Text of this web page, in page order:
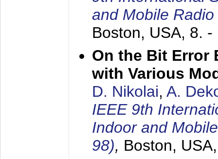
and Mobile
Boston, USA, 8. -
On the Bit Error
with Various
D. Nikolai, A.
IEEE 9th
Indoor and
98), Boston,